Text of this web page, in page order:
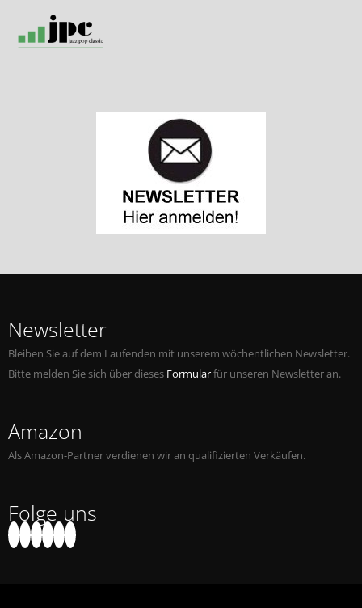
Newsletter
Bleiben Sie auf dem Laufenden mit unserem wöchentlichen Newsletter.
Bitte melden Sie sich über dieses Formularfür unseren Newsletter an.
Amazon
Als Amazon-Partner verdienen wir an qualifizierten Verkäufen.
Folge uns